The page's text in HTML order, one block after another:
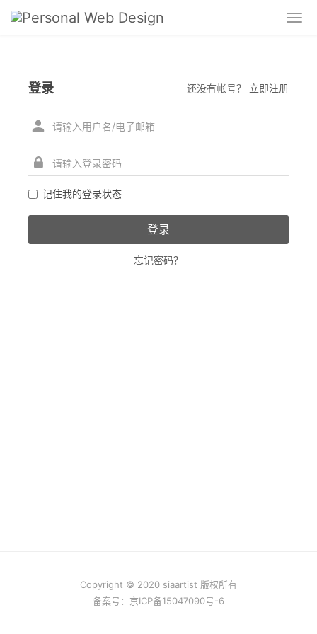
登录 还没有帐号？ 立即注册
记住我的登录状态
忘记密码？
Copyright © 2020 siaartist 版权所有
备案号： 京ICP备15047090号-6